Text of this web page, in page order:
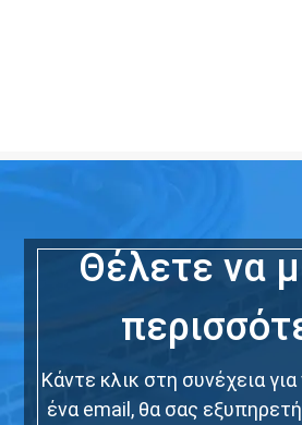
Θέλετε να
Κάντε κλικ στη συνέχεια
ένα email, θα σας